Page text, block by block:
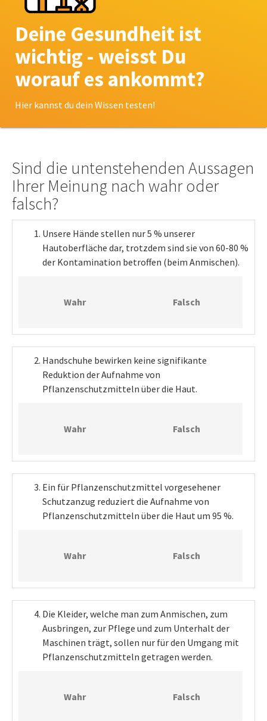
Deine Gesundheit ist
wichtig - weisst Du
worauf es ankommt?
Hier kannst du dein Wissen testen!
Sind die untenstehenden Aussagen
Ihrer Meinung nach wahr oder
falsch?
Unsere Hände stellen nur 5 % unserer
Hautoberfläche dar, trotzdem sind sie von 60-80 %
der Kontamination betroffen (beim Anmischen).
Wahr Falsch
Handschuhe bewirken keine signifikante
Reduktion der Aufnahme von
Pflanzenschutzmitteln über die Haut.
Wahr Falsch
Ein für Pflanzenschutzmittel vorgesehener
Schutzanzug reduziert die Aufnahme von
Pflanzenschutzmitteln über die Haut um 95 %.
Wahr Falsch
Die Kleider, welche man zum Anmischen, zum
Ausbringen, zur Pflege und zum Unterhalt der
Maschinen trägt, sollen nur für den Umgang mit
Pflanzenschutzmitteln getragen werden.
Wahr Falsch